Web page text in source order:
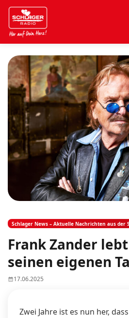
Schlager News – Aktuelle Nachrichten aus der
Frank Zander
seinen eigenen
17.06.2025
Zwei Jahre ist es nun her,